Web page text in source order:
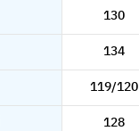
130
134
119/120
128